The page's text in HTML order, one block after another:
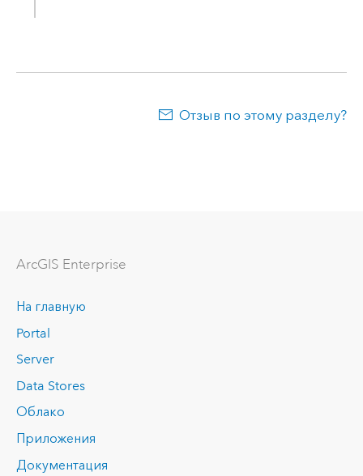
Отзыв по этому разделу?
ArcGIS Enterprise
На главную
Portal
Server
Data Stores
Облако
Приложения
Документация